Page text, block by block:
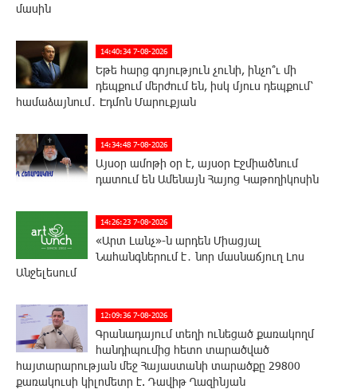
մասին
14:40:34 7-08-2026
Եթե հարց գոյություն չունի, ինչո՞ւ մի
դեպքում մերժում են, իսկ մյուս դեպքում՝
համաձայնում․ Էդմոն Մարուքյան
14:34:48 7-08-2026
Այսօր ամոթի օր է, այսօր Էջմիածնում
դատում են Ամենայն Հայոց Կաթողիկոսին
14:26:23 7-08-2026
«Արտ Լանչ»-ն արդեն Միացյալ
Նահանգներում է․ նոր մասնաճյուղ Լոս
Անջելեսում
12:09:36 7-08-2026
Գրանադայում տեղի ունեցած քառակողմ
հանդիպումից հետո տարածված
հայտարարության մեջ Հայաստանի տարածքը 29800
քառակուսի կիլոմետր է. Դավիթ Ղազինյան